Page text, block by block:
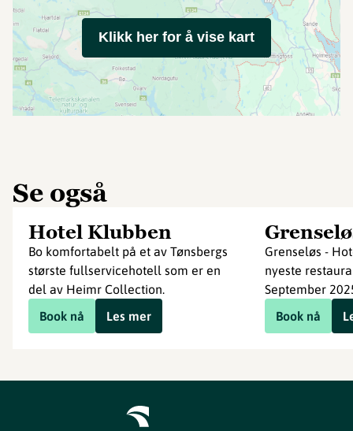
Klikk her for å vise kart
Se også
Hotel Klubben
Bo komfortabelt på et av Tønsbergs
største fullservicehotell som er en
del av Heimr Collection.
Book nå
Les mer
Grenseløs -
nyeste
September
Book nå